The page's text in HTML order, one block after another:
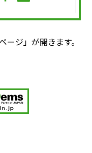
ジ」が開きます。